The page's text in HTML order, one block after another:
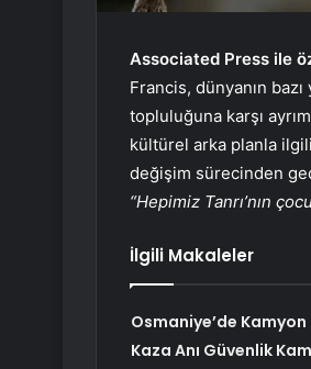
Associated Press ile
Francis, dünyanın
topluluğuna karşı
kültürel arka planla
değişim sürecinden
“Hepimiz Tanrı’nın
İlgili Makaleler
Osmaniye’de
Kaza Anı Güvenlik